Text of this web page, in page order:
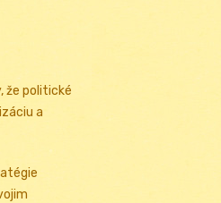
že politické
a